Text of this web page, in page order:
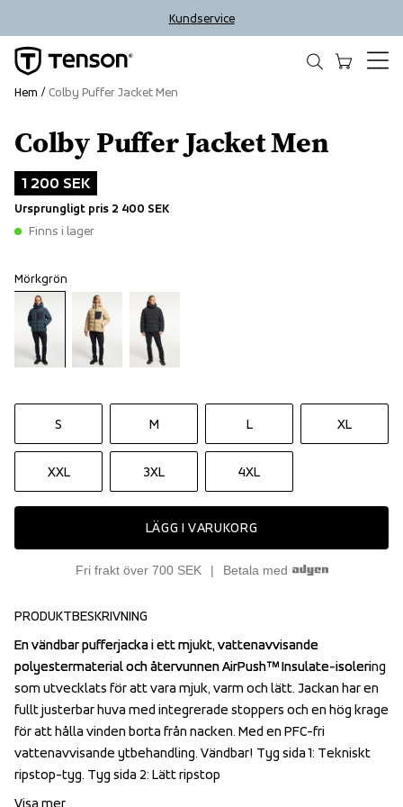
Kundservice
Colby Puffer Jacket Men
1 200 SEK
Ursprungligt pris 2 400 SEK
Finns i lager
Mörkgrön
S M L XL
XXL 3XL 4XL
LÄGG I VARUKORG
Fri frakt över 700 SEK Betala med
Hem Colby Puffer Jacket Men
Outlet
PRODUKTBESKRIVNING
En vändbar pufferjacka i ett mjukt, vattenavvisande
polyestermaterial och återvunnen AirPush™ Insulate-isolering
som utvecklats för att vara mjuk, varm och lätt. Jackan har en
fullt justerbar huva med integrerade stoppers och en hög krage
för att hålla vinden borta från nacken. Med en PFC-fri
vattenavvisande ytbehandling. Vändbar! Tyg sida 1: Tekniskt
ripstop-tyg. Tyg sida 2: Lätt ripstop
En vändbar pufferjacka i ett mjukt, vattenavvisande
polyestermaterial och återvunnen AirPush™ Insulate-isolering
som utvecklats för att vara mjuk, varm och lätt. Jackan har en
fullt justerbar huva med integrerade stoppers och en hög krage
för att hålla vinden borta från nacken. Med en PFC-fri
vattenavvisande ytbehandling. Vändbar! Tyg sida 1: Tekniskt
ripstop-tyg. Tyg sida 2: Lätt ripstop
Visa mer